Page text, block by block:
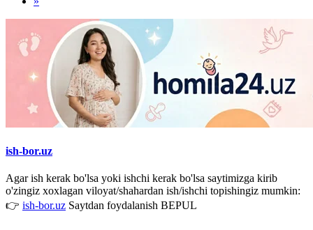
ish-bor.uz
Agar ish kerak bo'lsa yoki ishchi kerak bo'lsa saytimizga kirib
o'zingiz xoxlagan viloyat/shahardan ish/ishchi topishingiz mumkin:
👉 ish-bor.uz Saytdan foydalanish BEPUL